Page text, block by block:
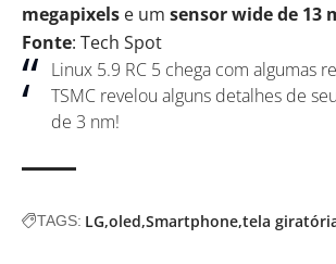
megapixels e um sensor wide de 13
Fonte: Tech Spot
Linux 5.9 RC 5 chega com algumas
TSMC revelou alguns detalhes de
de 3 nm!
TAGS: LG oled Smartphone tela